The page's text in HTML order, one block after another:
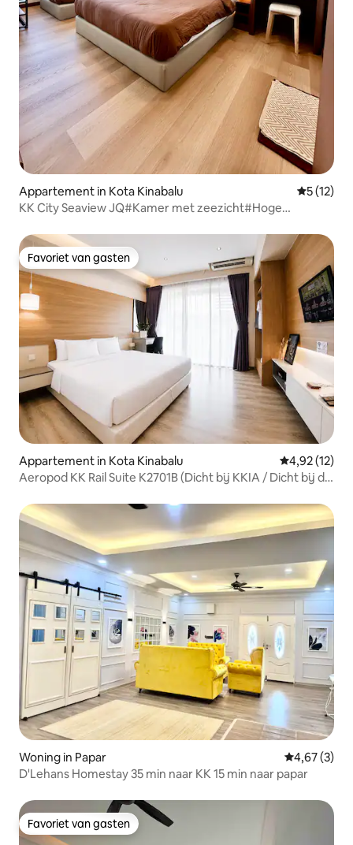
Appartement in Kota Kinabalu
5 (12)
KK City Seaview JQ#Kamer met zeezicht#Hoge
pier#Gaya Street-T120
Favoriet van gasten
Favoriet van gasten
Appartement in Kota Kinabalu Gemiddelde
4,92 (12)
Aeropod KK Rail Suite K2701B (Dicht bij KKIA / Dicht bij de
Woning in Papar
4,67 (3)
D'Lehans Homestay 35 min naar KK 15 min naar papar
Favoriet van gasten
Favoriet van gasten